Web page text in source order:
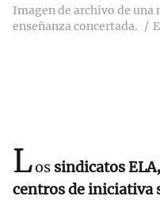
Imagen de archivo de
enseñanza concertada.
Los sindicatos
centros de iniciativa